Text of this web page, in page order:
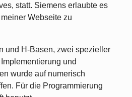
statt. Siemens erlaubte es
Webseite zu
und H-Basen, zwei spezieller
und
wurde auf numerisch
Für die Programmierung